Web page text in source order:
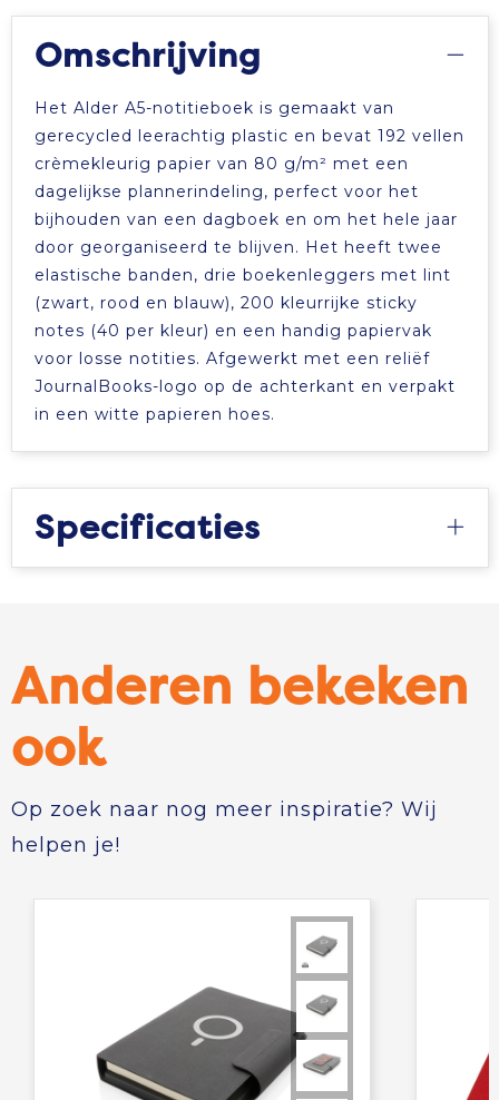
Omschrijving
Het Alder A5-notitieboek is gemaakt van
gerecycled leerachtig plastic en bevat 192 vellen
crèmekleurig papier van 80 g/m² met een
dagelijkse plannerindeling, perfect voor het
bijhouden van een dagboek en om het hele jaar
door georganiseerd te blijven. Het heeft twee
elastische banden, drie boekenleggers met lint
(zwart, rood en blauw), 200 kleurrijke sticky
notes (40 per kleur) en een handig papiervak
voor losse notities. Afgewerkt met een reliëf
JournalBooks-logo op de achterkant en verpakt
in een witte papieren hoes.
Specificaties
Anderen bekeken
ook
Op zoek naar nog meer inspiratie? Wij
helpen je!